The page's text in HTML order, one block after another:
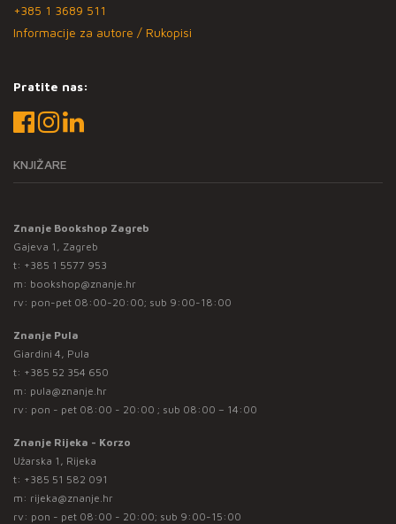
+385 1 3689 511
Informacije za autore / Rukopisi
Pratite nas:
KNJIŽARE
Znanje Bookshop Zagreb
Gajeva 1, Zagreb
t: +385 1 5577 953
m: bookshop@znanje.hr
rv: pon-pet 08:00-20:00; sub 9:00-18:00
Znanje Pula
Giardini 4, Pula
t: +385 52 354 650
m: pula@znanje.hr
rv: pon - pet 08:00 - 20:00 ; sub 08:00 – 14:00
Znanje Rijeka - Korzo
Užarska 1, Rijeka
t: +385 51 582 091
m: rijeka@znanje.hr
rv: pon - pet 08:00 - 20:00; sub 9:00-15:00